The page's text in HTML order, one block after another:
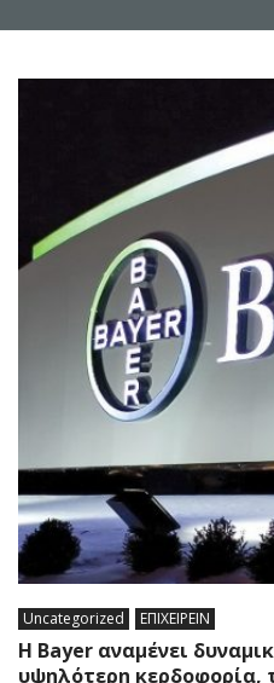
Uncategorized ΕΠΙΧΕΙΡΕΙΝ
Η Bayer αναμένει
υψηλότερη κερδοφορία,